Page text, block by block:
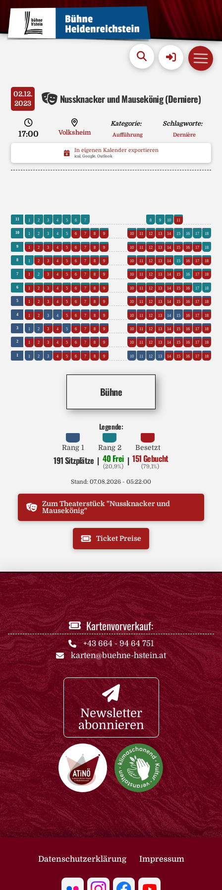
02.12.
2023
Nussknacker und Mausekönig (Derniere)
17:00 Volksheim
Kategorie:
Aufführung
Schlagworte:
Dernière
In eigenen Kalender exportieren
ical, Google, Outlook
11 1 2 3 4 5 6 7 8 9 10 11
10 1 2 3 4 5 6 7 8 9 10 11 12 13 14 15 16 17 18
9 1 2 3 4 5 6 7 8 9 10 11 12 13 14 15 16 17 18
8 1 2 3 4 5 6 7 8 9 10 11 12 13 14 15 16 17 18
7 1 2 3 4 5 6 7 8 9 10 11 12 13 14 15 16 17 18
6 1 2 3 4 5 6 7 8 9 10 11 12 13 14 15 16 17 18
5 1 2 3 4 5 6 7 8 9 10 11 12 13 14 15 16 17 18
4 1 2 3 4 5 6 7 8 9 10 11 12 13 14 15 16 17 18
3 1 2 3 4 5 6 7 8 9 10 11 12 13 14 15 16 17 18
2 1 2 3 4 5 6 7 8 9 10 11 12 13 14 15 16 17 18
1 1 2 3 4 5 6 7 8 9 10 11 12 13 14 15 16 17 18
Bühne
Legende:
Rang 1 Rang 2 Besetzt
191 Sitzplätze | 40 Frei
(20,9%)
| 151 Gebucht
(79,1%)
Stand: 07.08.2026 - 05:22:00
Zum Theaterstück "Nussknacker und
Mausekönig"
Ticket Preise
Kartenvorverkauf:
+43 664 - 94 64 751
karten@buehne-hstein.at
Newsletter
abonnieren
Datenschutzerklärung Impressum